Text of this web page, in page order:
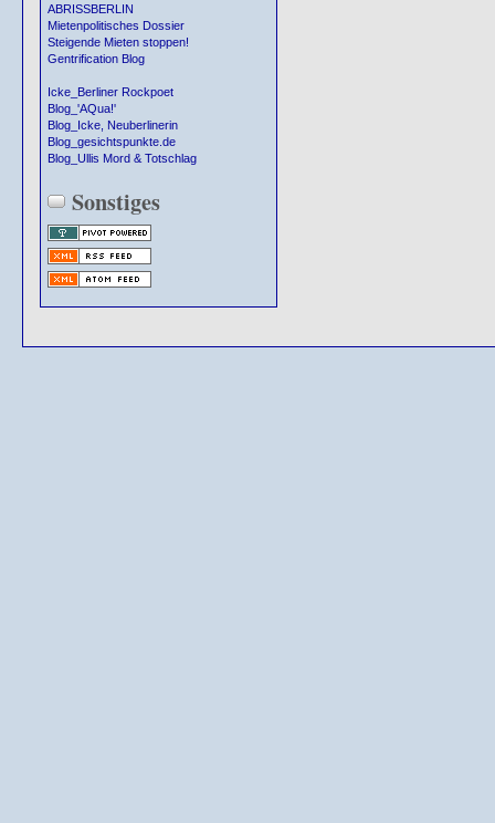
ABRISSBERLIN
Mietenpolitisches Dossier
Steigende Mieten stoppen!
Gentrification Blog
Icke_Berliner Rockpoet
Blog_'AQua!'
Blog_Icke, Neuberlinerin
Blog_gesichtspunkte.de
Blog_Ullis Mord & Totschlag
Sonstiges